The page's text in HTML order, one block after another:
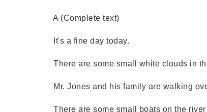
A (Complete text)
It's a fine day today.
There are some small white clouds in
Mr. Jones and his family are walking
There are some small boats on the river